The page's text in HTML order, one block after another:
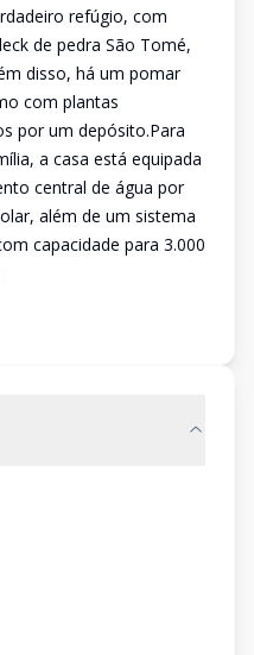
refúgio, com
de pedra São Tomé,
disso, há um pomar
com plantas
por um depósito.Para
a casa está equipada
central de água por
além de um sistema
capacidade para 3.000